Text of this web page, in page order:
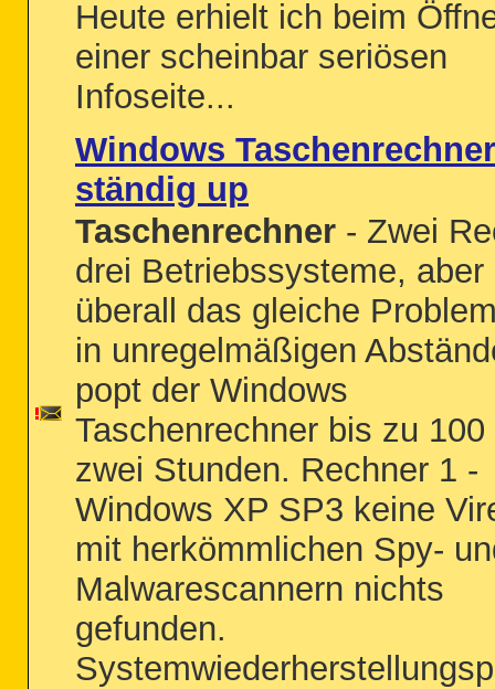
Heute erhielt ich beim
einer scheinbar seriösen
Infoseite...
Windows
ständig up
Taschenrechner - Zwei
drei Betriebssysteme, aber
überall das gleiche
in unregelmäßigen
popt der Windows
Taschenrechner bis zu
zwei Stunden. Rechner 1 -
Windows XP SP3 keine
mit herkömmlichen Spy-
Malwarescannern nichts
gefunden.